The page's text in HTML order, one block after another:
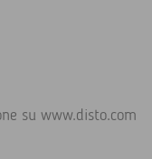
su www.disto.com